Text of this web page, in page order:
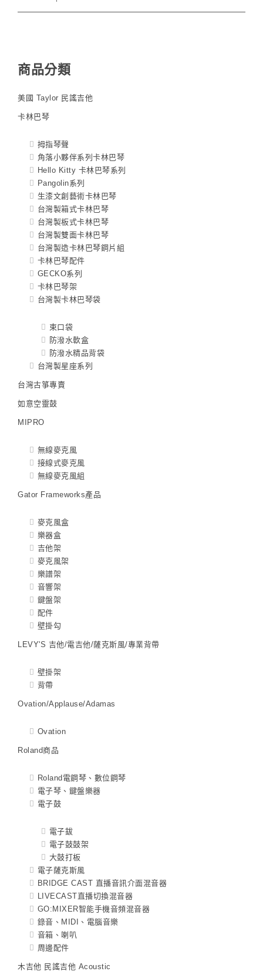
商品分類
美國 Taylor 民謠吉他
卡林巴琴
拇指琴聲
角落小夥伴系列卡林巴琴
Hello Kitty 卡林巴琴系列
Pangolin系列
生漆文創藝術卡林巴琴
台灣製箱式卡林巴琴
台灣製板式卡林巴琴
台灣製雙面卡林巴琴
台灣製造卡林巴琴鋼片組
卡林巴琴配件
GECKO系列
卡林巴琴架
台灣製卡林巴琴袋
束口袋
防潑水軟盒
防潑水精品背袋
台灣製星座系列
台灣古箏專賣
如意空靈鼓
MIPRO
無線麥克風
接線式麥克風
無線麥克風組
Gator Frameworks產品
麥克風盒
樂器盒
吉他架
麥克風架
樂譜架
音響架
鍵盤架
配件
壁掛勾
LEVY'S 吉他/電吉他/薩克斯風/專業背帶
壁掛架
背帶
Ovation/Applause/Adamas
Ovation
Roland商品
Roland電鋼琴、數位鋼琴
電子琴、鍵盤樂器
電子鼓
電子鈸
電子鼓鼓架
大鼓打板
電子薩克斯風
BRIDGE CAST 直播音訊介面混音器
LIVECAST直播切換混音器
GO:MIXER智能手機音頻混音器
錄音、MIDI、電腦音樂
音箱、喇叭
周邊配件
木吉他 民謠吉他 Acoustic